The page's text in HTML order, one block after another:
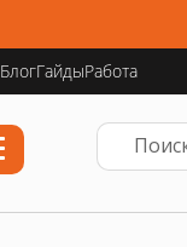
БлогГайдыРабота